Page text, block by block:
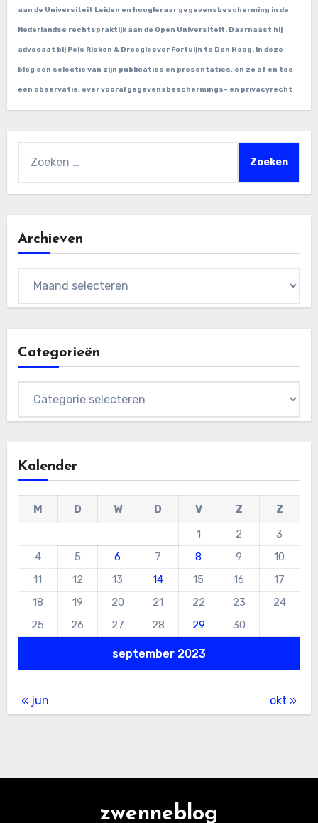
aan de Universiteit Leiden en hoogleraar gegevensbescherming in de
Nederlandse rechtspraktijk aan de Open Universiteit. Daarnaast hij
advocaat bij Pels Ricken & Droogleever Fortuijn te Den Haag. In deze
blog een selectie van zijn publicaties en presentaties, en zo af en toe
een observatie, over vooral gegevensbeschermings- en privacyrecht
Archieven
Categorieën
Kalender
september 2023
M D W D V Z
Z
1
2
3
4
5 6 7 8 9
10
11
12 13 14 15 16
17
18
19 20 21 22 23
24
25
26 27 28 29 30
« jun okt »
zwenneblog